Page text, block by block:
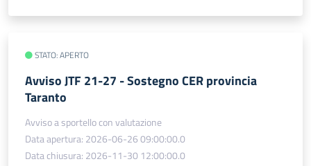
STATO: APERTO
Avviso JTF 21-27 - Sostegno CER provincia
Taranto
Avviso a sportello con valutazione
Data apertura: 2026-06-26 09:00:00.0
Data chiusura: 2026-11-30 12:00:00.0